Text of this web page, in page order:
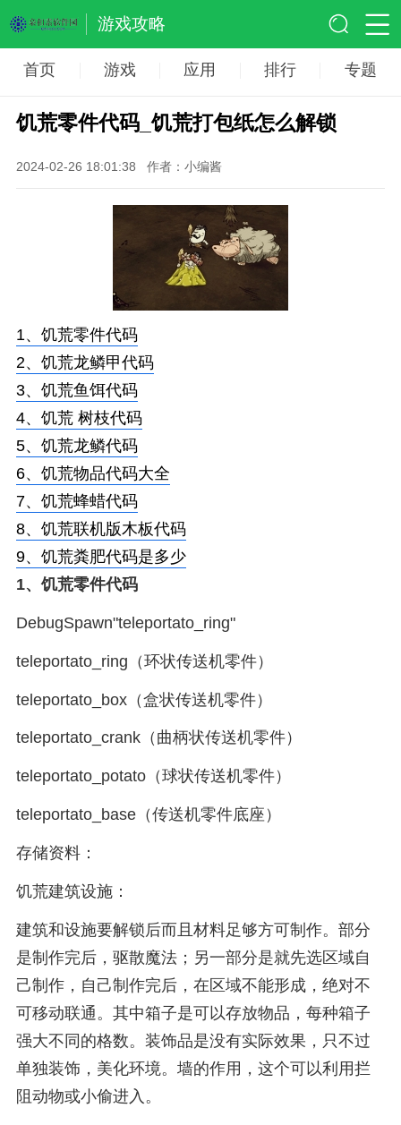
游戏攻略
首页 游戏 应用 排行 专题
饥荒零件代码_饥荒打包纸怎么解锁
2024-02-26 18:01:38 作者：小编酱
1、 饥荒零件代码
2、 饥荒龙鳞甲代码
3、 饥荒鱼饵代码
4、 饥荒 树枝代码
5、 饥荒龙鳞代码
6、 饥荒物品代码大全
7、 饥荒蜂蜡代码
8、 饥荒联机版木板代码
9、 饥荒粪肥代码是多少
1、饥荒零件代码
DebugSpawn"teleportato_ring"
teleportato_ring（环状传送机零件）
teleportato_box（盒状传送机零件）
teleportato_crank（曲柄状传送机零件）
teleportato_potato（球状传送机零件）
teleportato_base（传送机零件底座）
存储资料：
饥荒建筑设施：
建筑和设施要解锁后而且材料足够方可制作。部分
是制作完后，驱散魔法；另一部分是就先选区域自
己制作，自己制作完后，在区域不能形成，绝对不
可移动联通。其中箱子是可以存放物品，每种箱子
强大不同的格数。装饰品是没有实际效果，只不过
单独装饰，美化环境。墙的作用，这个可以利用拦
阻动物或小偷进入。